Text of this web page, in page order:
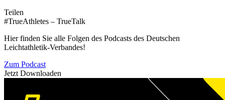
Teilen
#TrueAthletes – TrueTalk
Hier finden Sie alle Folgen des Podcasts des Deutschen
Leichtathletik-Verbandes!
Zum Podcast
Jetzt Downloaden